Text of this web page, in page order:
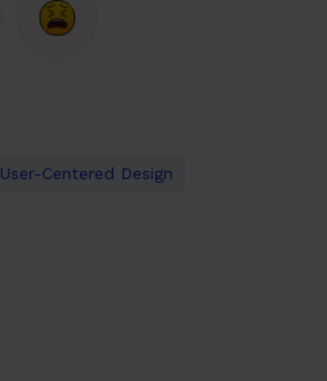
User-Centered Design